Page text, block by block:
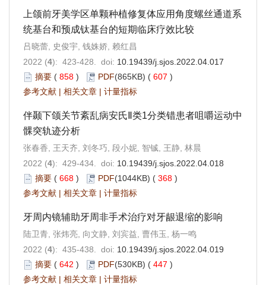
上颌前牙美学区单颗种植修复体应用角度螺丝通道系
统基台和预成钛基台的短期临床疗效比较
吕晓蕾, 史俊宇, 钱姝娇, 赖红昌
2022 (4): 423-428. doi: 10.19439/j.sjos.2022.04.017
摘要 ( 858 ) PDF(865KB) ( 607 )
参考文献 | 相关文章 | 计量指标
伴颞下颌关节紊乱病安氏Ⅱ类1分类错患者咀嚼运动中
髁突轨迹分析
张春香, 王天齐, 刘冬巧, 段小妮, 智铖, 王静, 林晨
2022 (4): 429-434. doi: 10.19439/j.sjos.2022.04.018
摘要 ( 668 ) PDF(1044KB) ( 368 )
参考文献 | 相关文章 | 计量指标
牙周内镜辅助牙周非手术治疗对牙龈退缩的影响
陆卫青, 张炜亮, 向文静, 刘宾益, 曹伟玉, 杨一鸣
2022 (4): 435-438. doi: 10.19439/j.sjos.2022.04.019
摘要 ( 642 ) PDF(530KB) ( 447 )
参考文献 | 相关文章 | 计量指标